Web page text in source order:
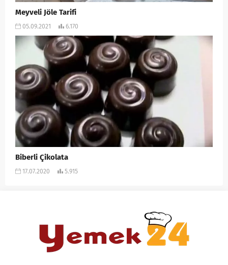
Meyveli Jöle Tarifi
05.09.2021 6.170
Biberli Çikolata
17.07.2020 5.915